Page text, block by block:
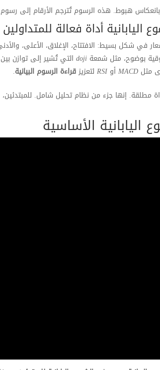
هبوط. هذه الرسوم تُترجم الأرقام إلى
اليابانية أداة فعالة للمتداولين
في شكل بسيط: الافتتاح، الإغلاق، الأعلى،
بوضوح، مثل شمعةdoji التي تُشير إلى توازن
مثلMACDأوRSI لتعزيزقراءة الرسوم البيانية.
مطلقة. إنها جزء من نظام تحليل شامل.
اليابانية الأساسية